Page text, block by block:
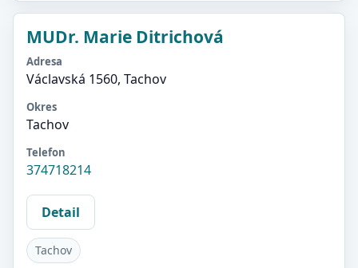
MUDr. Marie Ditrichová
Adresa
Václavská 1560, Tachov
Okres
Tachov
Telefon
374718214
Detail
Tachov